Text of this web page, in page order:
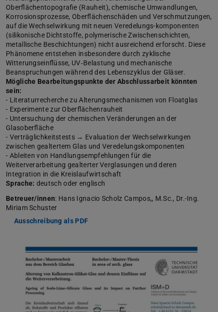
Oberflächentopografie (Rauheit), chemische Umwandlungen,
Korrosionsprozesse, Oberflächenschäden und Verschmutzungen,
auf die Wechselwirkung mit neuen Veredelungs-komponenten
(silikonische Dichtstoffe, polymerische Zwischenschichten,
metallische Beschichtungen) nicht ausreichend erforscht. Diese
Phänomene entstehen insbesondere durch zyklische
Witterungseinflüsse, UV‑Belastung und mechanische
Beanspruchungen während des Lebenszyklus der Gläser.
Mögliche Bearbeitungspunkte der Abschlussarbeit könnten
sein:
- Literaturrecherche zu Alterungsmechanismen von Floatglas
- Experimente zur Oberflächenrauheit
- Untersuchung der chemischen Veränderungen an der
Glasoberfläche
- Verträglichkeitstests → Evaluation der Wechselwirkungen
zwischen gealtertem Glas und Veredelungskomponenten
- Ableiten von Handlungsempfehlungen für die
Weiterverarbeitung gealterter Verglasungen und deren
Integration in die Kreislaufwirtschaft
Sprache: deutsch oder englisch
Betreuer/innen: Hans Ignacio Scholz Campos,, M.Sc., Dr.-Ing.
Miriam Schuster
Ausschreibung als PDF